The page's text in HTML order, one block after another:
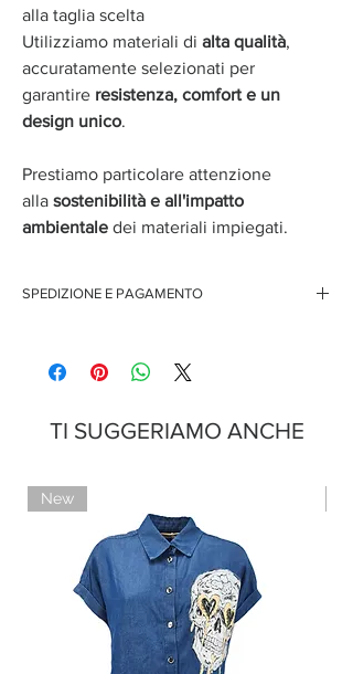
alla taglia scelta
Utilizziamo materiali di alta qualità,
accuratamente selezionati per
garantire resistenza, comfort e un
design unico.
Prestiamo particolare attenzione
alla sostenibilità e all'impatto
ambientale dei materiali impiegati.
SPEDIZIONE E PAGAMENTO
Pagamento con PayPal
TI SUGGERIAMO ANCHE
New